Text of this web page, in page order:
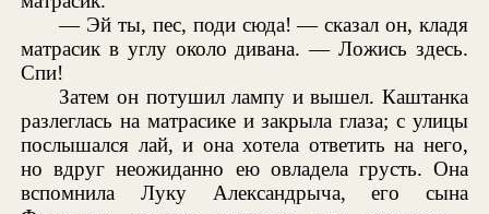
— Эй ты, пес, поди сюда! — сказал он, кладя
матрасик в углу около дивана. — Ложись здесь.
Спи!
Затем он потушил лампу и вышел. Каштанка
разлеглась на матрасике и закрыла глаза; с улицы
послышался лай, и она хотела ответить на него,
но вдруг неожиданно ею овладела грусть. Она
вспомнила Луку Александрыча, его сына